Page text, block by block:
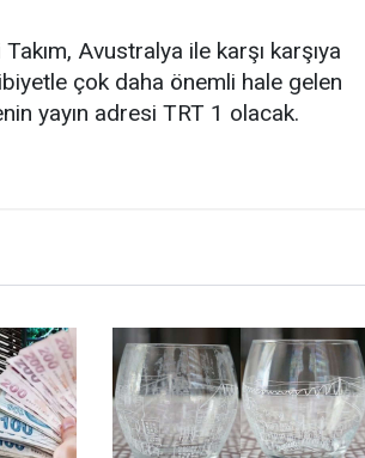
Avustralya ile karşı karşıya
çok daha önemli hale gelen
yayın adresi TRT 1 olacak.